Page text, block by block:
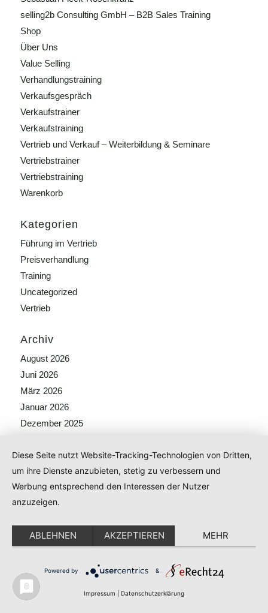
selling2b Consulting GmbH – B2B Sales Training
Shop
Über Uns
Value Selling
Verhandlungstraining
Verkaufsgespräch
Verkaufstrainer
Verkaufstraining
Vertrieb und Verkauf – Weiterbildung & Seminare
Vertriebstrainer
Vertriebstraining
Warenkorb
Kategorien
Führung im Vertrieb
Preisverhandlung
Training
Uncategorized
Vertrieb
Archiv
August 2026
Juni 2026
März 2026
Januar 2026
Dezember 2025
Oktober 2025
September 2025
August 2025
Juli 2025
Mai 2025
Dezember 2024
August 2024
Juli 2024
Diese Seite nutzt Website-Tracking-Technologien von Dritten,
um ihre Dienste anzubieten, stetig zu verbessern und
Werbung entsprechend den Interessen der Nutzer
anzuzeigen.
ABLEHNEN AKZEPTIEREN MEHR
Powered by &
Impressum Datenschutzerklärung